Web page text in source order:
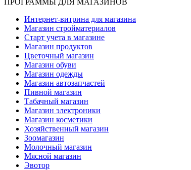
Интернет-витрина для магазина
Магазин стройматериалов
Старт учета в магазине
Магазин продуктов
Цветочный магазин
Магазин обуви
Магазин одежды
Магазин автозапчастей
Пивной магазин
Табачный магазин
Магазин электроники
Магазин косметики
Хозяйственный магазин
Зоомагазин
Молочный магазин
Мясной магазин
Эвотор